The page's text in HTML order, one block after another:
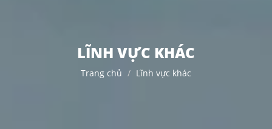
LĨNH VỰC KHÁC
Trang chủ Lĩnh vực khác